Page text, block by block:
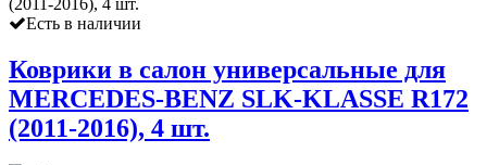
Есть в наличии
Коврики в салон универсальные для
MERCEDES-BENZ SLK-KLASSE R172
(2011-2016), 4 шт.